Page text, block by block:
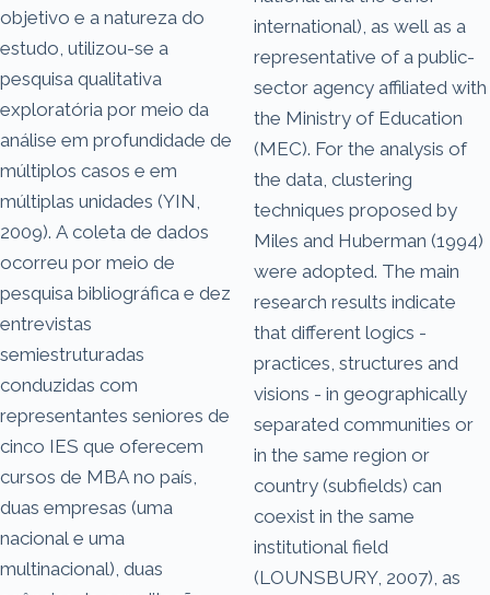
objetivo e a natureza do
estudo, utilizou-se a
pesquisa qualitativa
exploratória por meio da
análise em profundidade de
múltiplos casos e em
múltiplas unidades (YIN,
2009). A coleta de dados
ocorreu por meio de
pesquisa bibliográfica e dez
entrevistas
semiestruturadas
conduzidas com
representantes seniores de
cinco IES que oferecem
cursos de MBA no país,
duas empresas (uma
nacional e uma
multinacional), duas
international), as well as a
representative of a public-
sector agency affiliated with
the Ministry of Education
(MEC). For the analysis of
the data, clustering
techniques proposed by
Miles and Huberman (1994)
were adopted. The main
research results indicate
that different logics -
practices, structures and
visions - in geographically
separated communities or
in the same region or
country (subfields) can
coexist in the same
institutional field
(LOUNSBURY, 2007), as